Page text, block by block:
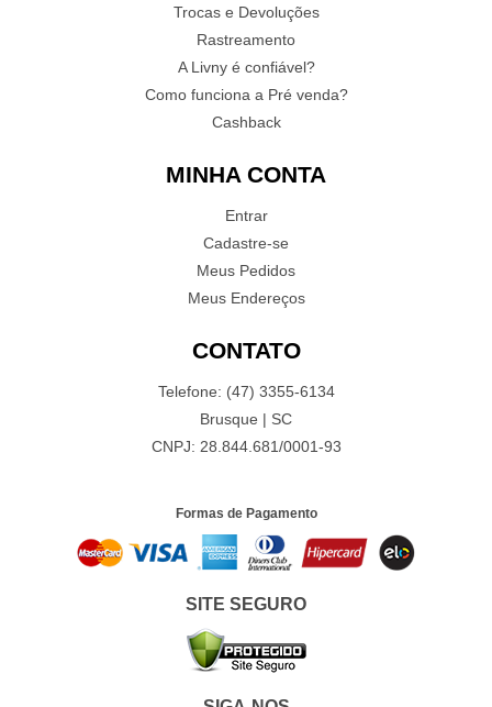
Trocas e Devoluções
Rastreamento
A Livny é confiável?
Como funciona a Pré venda?
Cashback
MINHA CONTA
Entrar
Cadastre-se
Meus Pedidos
Meus Endereços
CONTATO
Telefone: (47) 3355-6134
Brusque | SC
CNPJ: 28.844.681/0001-93
Formas de Pagamento
SITE SEGURO